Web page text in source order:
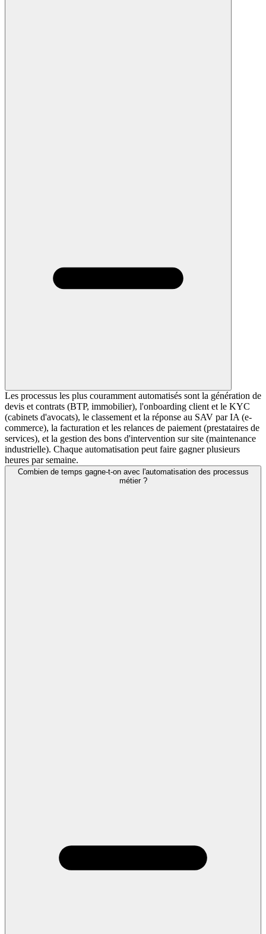
Les processus les plus couramment automatisés sont la génération de
devis et contrats (BTP, immobilier), l'onboarding client et le KYC
(cabinets d'avocats), le classement et la réponse au SAV par IA (e-
commerce), la facturation et les relances de paiement (prestataires de
services), et la gestion des bons d'intervention sur site (maintenance
industrielle). Chaque automatisation peut faire gagner plusieurs
heures par semaine.
Combien de temps gagne-t-on avec l'automatisation des processus
métier ?